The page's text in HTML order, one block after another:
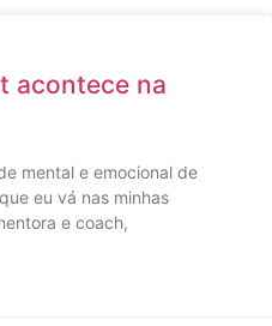
acontece na
mental e emocional de
eu vá nas minhas
e coach,